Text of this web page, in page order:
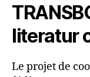
literatur
Le projet de